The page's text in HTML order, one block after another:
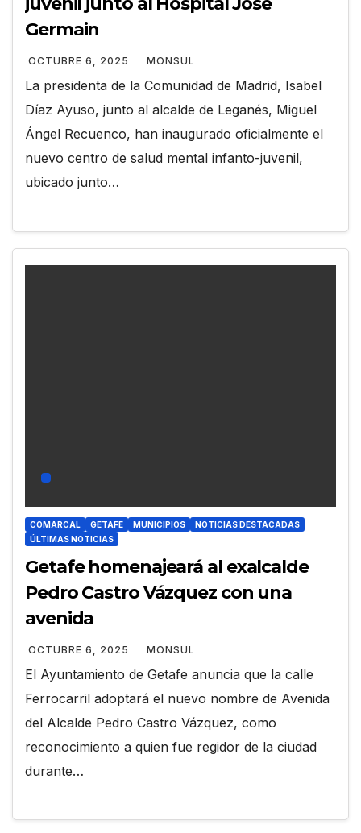
Germain
OCTUBRE 6, 2025 MONSUL
La presidenta de la Comunidad de Madrid, Isabel
Díaz Ayuso, junto al alcalde de Leganés, Miguel
Ángel Recuenco, han inaugurado oficialmente el
nuevo centro de salud mental infanto-juvenil,
ubicado junto…
COMARCAL GETAFE MUNICIPIOS
NOTICIAS DESTACADAS
ÚLTIMAS NOTICIAS
Getafe homenajeará al exalcalde
Pedro Castro Vázquez con una
avenida
OCTUBRE 6, 2025 MONSUL
El Ayuntamiento de Getafe anuncia que la calle
Ferrocarril adoptará el nuevo nombre de Avenida
del Alcalde Pedro Castro Vázquez, como
reconocimiento a quien fue regidor de la ciudad
durante…